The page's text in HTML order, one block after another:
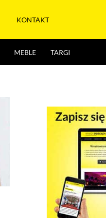
KONTAKT
MEBLE TARGI